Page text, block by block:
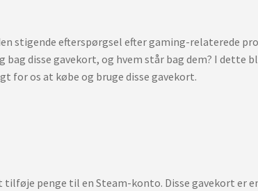
stigende efterspørgsel efter gaming-relaterede
disse gavekort, og hvem står bag dem? I dette
for os at købe og bruge disse gavekort.
penge til en Steam-konto. Disse gavekort er